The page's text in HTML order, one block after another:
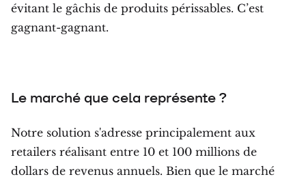
évitant le gâchis de produits périssables. C’est
gagnant-gagnant.
Le marché que cela représente ?
Notre solution s'adresse principalement aux
retailers réalisant entre 10 et 100 millions de
dollars de revenus annuels. Bien que le marché